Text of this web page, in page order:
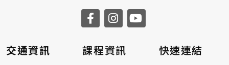
交通資訊
課程資訊
快速連結